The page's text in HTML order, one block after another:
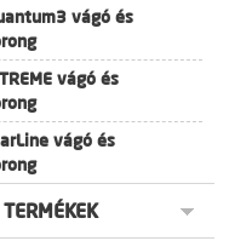
vágó és
vágó és
vágó és